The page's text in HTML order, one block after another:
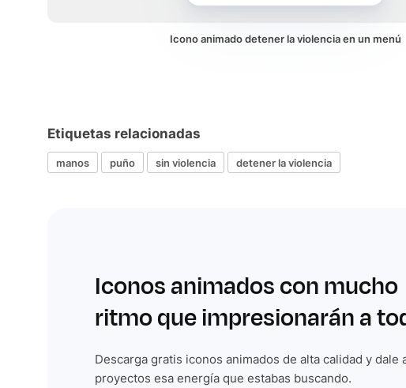
Icono animado detener la violencia en un menú
Etiquetas relacionadas
manos puño sin violencia detener la violencia
Iconos animados con mucho
ritmo que impresionarán a
Descarga gratis iconos animados de alta calidad y dale
proyectos esa energía que estabas buscando.